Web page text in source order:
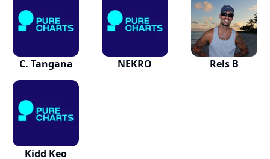
C. Tangana NEKRO Rels B
Kidd Keo